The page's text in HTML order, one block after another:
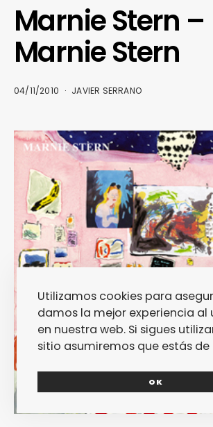
Marnie Stern –
Marnie Stern
04/11/2010 JAVIER SERRANO
Utilizamos cookies para
damos la mejor experiencia al
en nuestra web. Si sigues
sitio asumiremos que estás
OK